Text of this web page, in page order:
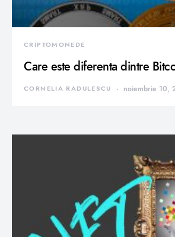
CRIPTOMONEDE
Care este diferenta dintre
CORNELIA RADULESCU noiembrie 10,